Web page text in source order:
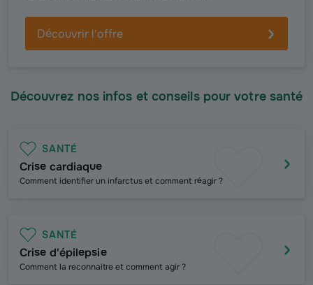
Découvrir l'offre
Découvrez nos infos et conseils pour votre santé
SANTÉ
Crise cardiaque
Comment identifier un infarctus et comment réagir ?
SANTÉ
Crise d'épilepsie
Comment la reconnaitre et comment agir ?